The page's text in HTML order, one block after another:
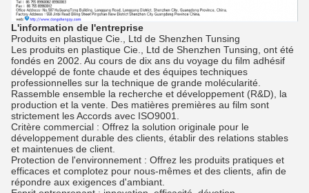
L'information de l'entreprise
Produits en plastique Cie., Ltd de Shenzhen Tunsing
Les produits en plastique Cie., Ltd de Shenzhen Tunsing, ont été
fondés en 2002. Au cours de dix ans du voyage du film adhésif
développé de fonte chaude et des équipes techniques
professionnelles sur la technique de grande molécularité.
Rassemble ensemble la recherche et développement (R&D), la
production et la vente. Des matières premières au film sont
strictement les Accords avec ISO9001.
Critère commercial : Offrez la solution originale pour le
développement durable des clients, établir des relations stables
et maintenues de client.
Protection de l'environnement : Offrez les produits pratiques et
efficaces et complotez pour nous-mêmes et des clients, afin de
répondre aux exigences d'ambiant.